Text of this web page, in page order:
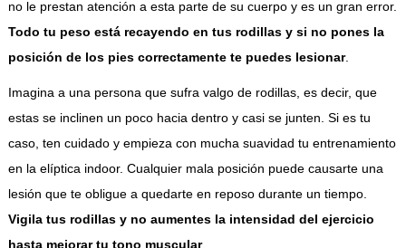
no le prestan atención a esta parte de su cuerpo y es un gran error.
Todo tu peso está recayendo en tus rodillas y si no pones la
posición de los pies correctamente te puedes lesionar.
Imagina a una persona que sufra valgo de rodillas, es decir, que
estas se inclinen un poco hacia dentro y casi se junten. Si es tu
caso, ten cuidado y empieza con mucha suavidad tu entrenamiento
en la elíptica indoor. Cualquier mala posición puede causarte una
lesión que te obligue a quedarte en reposo durante un tiempo.
Vigila tus rodillas y no aumentes la intensidad del ejercicio
hasta mejorar tu tono muscular.